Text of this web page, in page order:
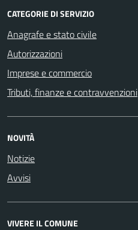
CATEGORIE DI SERVIZIO
Anagrafe e stato civile
Autorizzazioni
Imprese e commercio
Tributi, finanze e contravvenzioni
NOVITÀ
Notizie
Avvisi
VIVERE IL COMUNE